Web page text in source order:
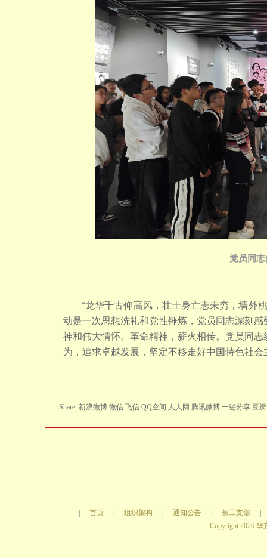
党员同
“龙华千古仰高风，壮士身亡志未穷，墙外
动是一次思想洗礼和党性锤炼，党员同志深刻
神和伟大情怀。革命精神，薪火相传。党员同
为，追求卓越发展，坚定不移走好中国特色社
Share: 新浪微博 微信 飞信 QQ空间 人人网 腾讯微博 一键分享 豆
首页 组织架构 通知公告 教工支部
Copyright 2026 华